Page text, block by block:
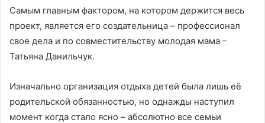
Самым главным фактором, на котором держится весь
проект, является его создательница – профессионал
свое дела и по совместительству молодая мама –
Татьяна Данильчук.
Изначально организация отдыха детей была лишь её
родительской обязанностью, но однажды наступил
момент когда стало ясно – абсолютно все семьи